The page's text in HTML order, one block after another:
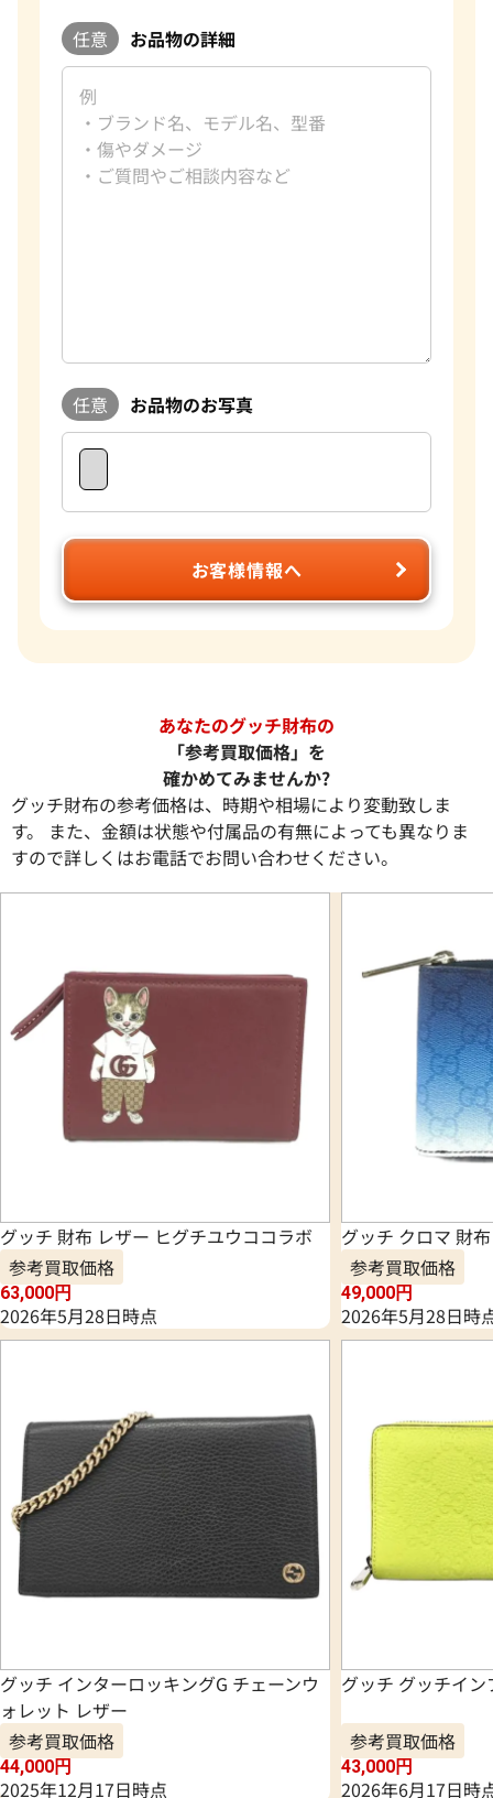
任意 お品物の詳細
任意 お品物のお写真
お客様情報へ
あなたのグッチ財布の
「参考買取価格」を
確かめてみませんか?
グッチ財布の参考価格は、時期や相場により変動致しま
す。 また、金額は状態や付属品の有無によっても異なりま
すので詳しくはお電話でお問い合わせください。
グッチ 財布 レザー ヒグチユウココラボ
参考買取価格
63,000円
2026年5月28日時点
グッチ クロマ 財布
参考買取価格
49,000円
2026年5月28日時
グッチ インターロッキングG チェーンウ
ォレット レザー
参考買取価格
44,000円
2025年12月17日時点
グッチ グッチイ
参考買取価格
43,000円
2026年6月17日時